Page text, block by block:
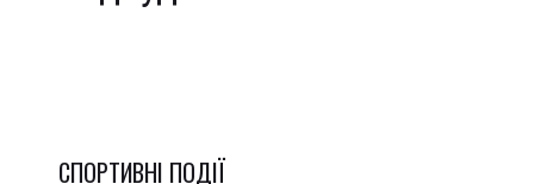
СПОРТИВНI ПОДІЇ